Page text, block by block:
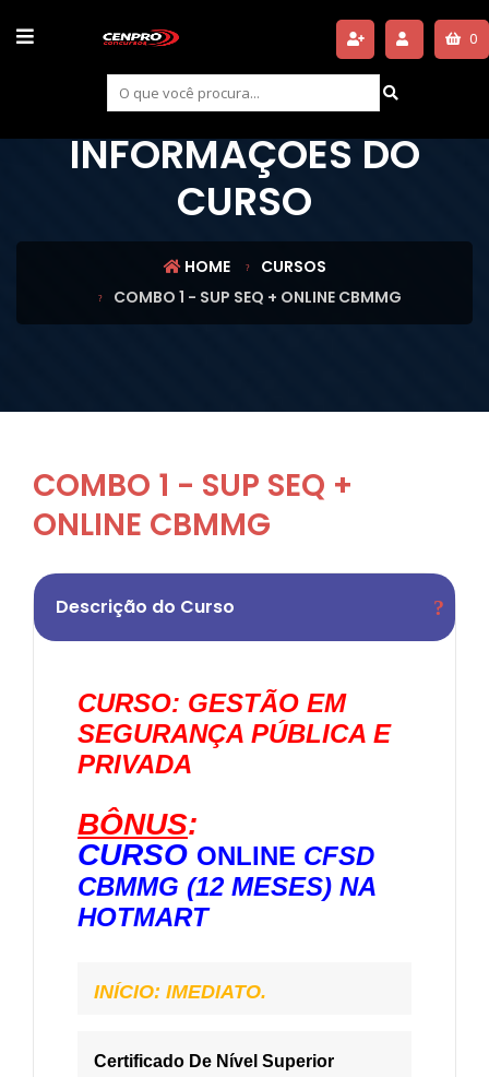
0
INFORMAÇÕES DO
CURSO
HOME
CURSOS
COMBO 1 - SUP SEQ + ONLINE CBMMG
COMBO 1 - SUP SEQ +
ONLINE CBMMG
Descrição do Curso
CURSO: GESTÃO EM
SEGURANÇA PÚBLICA E
PRIVADA
BÔNUS:
CURSO ONLINE CFSD
CBMMG (12 MESES) NA
HOTMART
INÍCIO: IMEDIATO.
Certificado De Nível Superior